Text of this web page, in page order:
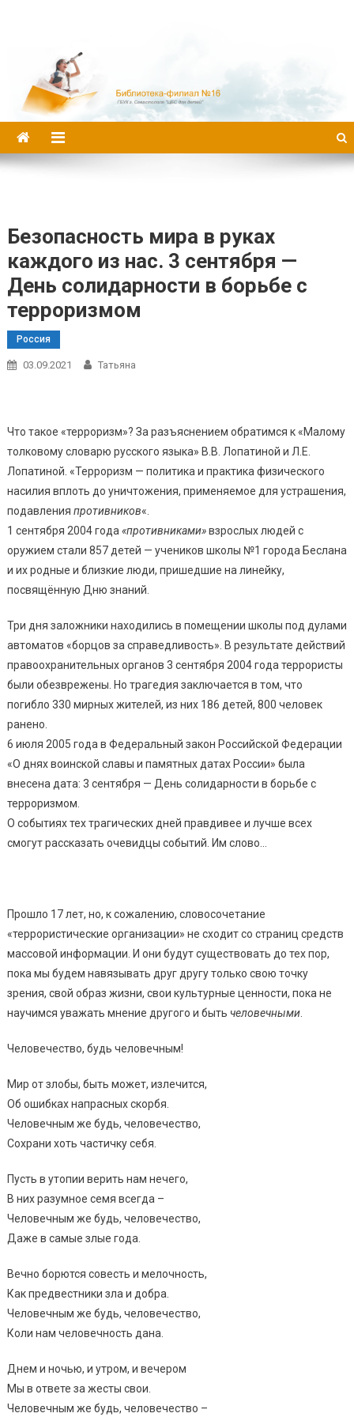
Безопасность мира в руках
каждого из нас. 3 сентября —
День солидарности в борьбе с
терроризмом
Россия
03.09.2021 Татьяна
Что такое «терроризм»? За разъяснением обратимся к «Малому
толковому словарю русского языка» В.В. Лопатиной и Л.Е.
Лопатиной. «Терроризм — политика и практика физического
насилия вплоть до уничтожения, применяемое для устрашения,
подавления противников«.
1 сентября 2004 года «противниками»взрослых людей с
оружием стали 857 детей — учеников школы №1 города Беслана
и их родные и близкие люди, пришедшие на линейку,
посвящённую Дню знаний.
Три дня заложники находились в помещении школы под дулами
автоматов «борцов за справедливость». В результате действий
правоохранительных органов 3 сентября 2004 года террористы
были обезврежены. Но трагедия заключается в том, что
погибло 330 мирных жителей, из них 186 детей, 800 человек
ранено.
6 июля 2005 года в Федеральный закон Российской Федерации
«О днях воинской славы и памятных датах России» была
внесена дата: 3 сентября — День солидарности в борьбе с
терроризмом.
О событиях тех трагических дней правдивее и лучше всех
смогут рассказать очевидцы событий. Им слово…
Прошло 17 лет, но, к сожалению, словосочетание
«террористические организации» не сходит со страниц средств
массовой информации. И они будут существовать до тех пор,
пока мы будем навязывать друг другу только свою точку
зрения, свой образ жизни, свои культурные ценности, пока не
научимся уважать мнение другого и быть человечными.
Человечество, будь человечным!
Мир от злобы, быть может, излечится,
Об ошибках напрасных скорбя.
Человечным же будь, человечество,
Сохрани хоть частичку себя.
Пусть в утопии верить нам нечего,
В них разумное семя всегда –
Человечным же будь, человечество,
Даже в самые злые года.
Вечно борются совесть и мелочность,
Как предвестники зла и добра.
Человечным же будь, человечество,
Коли нам человечность дана.
Днем и ночью, и утром, и вечером
Мы в ответе за жесты свои.
Человечным же будь, человечество –